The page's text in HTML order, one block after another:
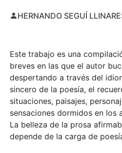
HERNANDO SEGUÍ
Este trabajo es una
breves en las que el autor
despertando a través del
sincero de la poesía, el
situaciones, paisajes,
sensaciones dormidos en los
La belleza de la prosa
depende de la carga de